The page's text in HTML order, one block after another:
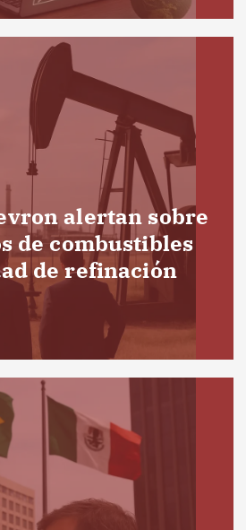
alertan sobre
de combustibles
de refinación